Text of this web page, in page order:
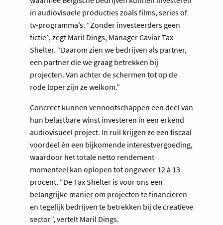
in audiovisuele producties zoals films, series of
tv-programma’s. “Zonder investeerders geen
fictie”, zegt Maril Dings, Manager Caviar Tax
Shelter. “Daarom zien we bedrijven als partner,
een partner die we graag betrekken bij
projecten. Van achter de schermen tot op de
rode loper zijn ze welkom.”
Concreet kunnen vennootschappen een deel van
hun belastbare winst investeren in een erkend
audiovisueel project. In ruil krijgen ze een fiscaal
voordeel én een bijkomende interestvergoeding,
waardoor het totale netto rendement
momenteel kan oplopen tot ongeveer 12 à 13
procent. “De Tax Shelter is voor ons een
belangrijke manier om projecten te financieren
en tegelijk bedrijven te betrekken bij de creatieve
sector”, vertelt Maril Dings.